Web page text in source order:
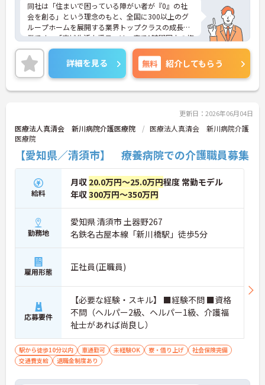
同社は「住まいで困っている障がい者が『0』の社
会を創る」という理念のもと、全国に300以上のグ
ループホームを展開する業界トップクラスの成長企
業です。「広域生活支援員」は、車で1時間圏内の複
数施設を横断的に担当し、現場支援とパートスタッ
フのサポートを行うハイクラスなポジションです。
最新設備とバリアフリーが完備され、スタッフの身
体的負担が少なく、広域手当5万円が付与されるこ
とで高い給与水準を実現しています。年間休日114
効率化など、ワークライフバランスを保ちながら定
年70歳まで長期的に活躍できる制度が盤石に整って
います。複数施設を経験することで培われるマネジ
メント視点は、将来的なエリアマネージャーへのキ
ャリアアップにも直結しており、最新の環境で専門
す。
★おすすめPOINT★
・広域支援員として複数のホームを巡るため、各ホ
ームのパートスタッフの教育やサポートにも携わる
ことができ、現場の介助業務にとどまらず、施設運
営や人材育成の視点を養うことで、将来のエリアマ
ネージャー候補としてのステップアップに直結しま
す。
・定年70歳、再雇用75歳までという業界屈指の制度
なく長期的なキャリアを築いていただけます。
・全施設がバリアフリー設計かつ最新設備を備えて
おり、清潔感にあふれた美しい環境です。ハード面
に加え、ソフト面でも「献立の事前決定・レシピ完
備」により現場の負担が大幅に軽減されています。
ご利用者様の安全性はもちろん、働くスタッフにと
っても身体的負担が少なく、高いモチベーションを
保って業務に集中できます。
詳細を見る 無料 紹介してもらう
更新日：2026年06月04日
医療法人真清会 新川病院介護医療院
医療法人真清会 新川病院介護
医療院
【愛知県／清須市】 療養病院での介護職員募集
給料
月収 20.0万円～25.0万円程度 常勤モデル
年収300万円～350万円
勤務地
愛知県 清須市 土器野267
名鉄名古屋本線「新川橋駅」徒歩5分
雇用形態 正社員(正職員)
応募要件
【必要な経験・スキル】 ■経験不問 ■資格
不問（ヘルパー2級、ヘルパー1級、介護福
祉士があれば尚良し）
駅から徒歩10分以内 車通勤可 未経験OK 寮・借り上げ
社会保険完備
交通費支給
退職金制度あり